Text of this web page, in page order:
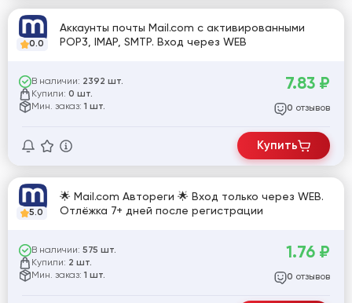
0.0
Аккаунты почты Mail.com с активированными
POP3, IMAP, SMTP. Вход через WEB
В наличии: 2392 шт.
Купили: 0 шт.
Мин. заказ: 1 шт.
7.83 ₽
0 отзывов
Купить
5.0
🌟 Mail.com Автореги 🌟 Вход только через WEB.
Отлёжка 7+ дней после регистрации
В наличии: 575 шт.
Купили: 2 шт.
Мин. заказ: 1 шт.
1.76 ₽
0 отзывов